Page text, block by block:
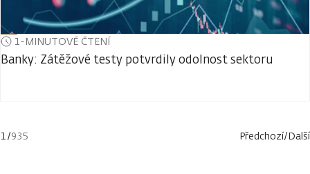
1-MINUTOVÉ ČTENÍ
Banky: Zátěžové testy potvrdily odolnost sektoru
1/935 Předchozí/Další